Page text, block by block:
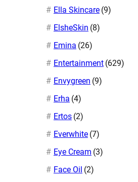
Ella Skincare (9)
ElsheSkin (8)
Emina (26)
Entertainment (629)
Envygreen (9)
Erha (4)
Ertos (2)
Everwhite (7)
Eye Cream (3)
Face Oil (2)